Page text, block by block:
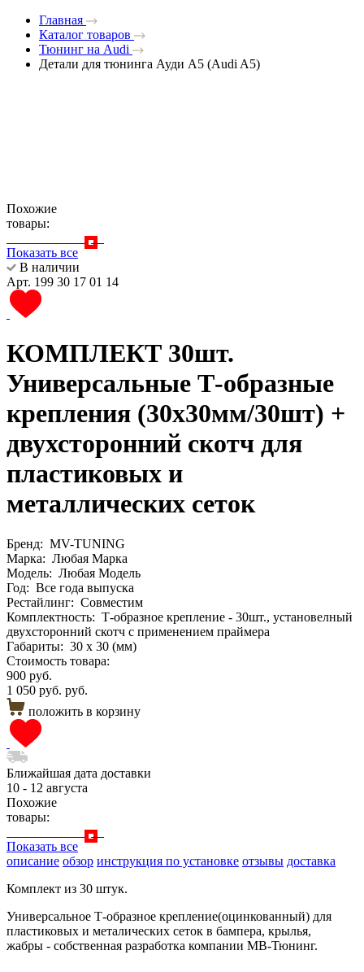
Главная
Каталог товаров
Тюнинг на Audi
Детали для тюнинга Ауди A5 (Audi A5)
Похожие
товары:
Показать все
В наличии
Арт. 199 30 17 01 14
КОМПЛЕКТ 30шт.
Универсальные Т-образные
крепления (30х30мм/30шт) +
двухсторонний скотч для
пластиковых и
металлических сеток
Бренд: MV-TUNING
Марка: Любая Марка
Модель: Любая Модель
Год: Все года выпуска
Рестайлинг: Совместим
Комплектность: Т-образное крепление - 30шт., установелный
двухсторонний скотч с применением праймера
Габариты: 30 х 30 (мм)
Стоимость товара:
900 руб.
1 050 руб. руб.
положить в корзину
Ближайшая дата доставки
10 - 12 августа
Похожие
товары:
Показать все
описание обзор инструкция по установке отзывы доставка
Комплект из 30 штук.
Универсальное Т-образное крепление(оцинкованный) для
пластиковых и металических сеток в бампера, крылья,
жабры - собственная разработка компании МВ-Тюнинг.